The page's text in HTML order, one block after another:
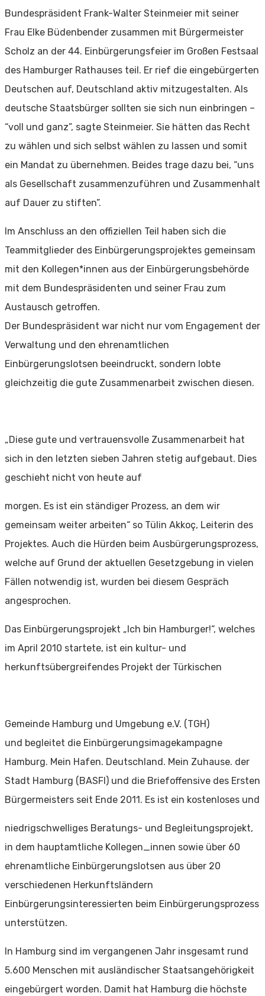
Bundespräsident Frank-Walter Steinmeier mit seiner
Frau Elke Büdenbender zusammen mit Bürgermeister
Scholz an der 44. Einbürgerungsfeier im Großen Festsaal
des Hamburger Rathauses teil. Er rief die eingebürgerten
Deutschen auf, Deutschland aktiv mitzugestalten. Als
deutsche Staatsbürger sollten sie sich nun einbringen –
“voll und ganz”, sagte Steinmeier. Sie hätten das Recht
zu wählen und sich selbst wählen zu lassen und somit
ein Mandat zu übernehmen. Beides trage dazu bei, “uns
als Gesellschaft zusammenzuführen und Zusammenhalt
auf Dauer zu stiften”.
Im Anschluss an den offiziellen Teil haben sich die
Teammitglieder des Einbürgerungsprojektes gemeinsam
mit den Kollegen*innen aus der Einbürgerungsbehörde
mit dem Bundespräsidenten und seiner Frau zum
Austausch getroffen.
Der Bundespräsident war nicht nur vom Engagement der
Verwaltung und den ehrenamtlichen
Einbürgerungslotsen beeindruckt, sondern lobte
gleichzeitig die gute Zusammenarbeit zwischen diesen.
„Diese gute und vertrauensvolle Zusammenarbeit hat
sich in den letzten sieben Jahren stetig aufgebaut. Dies
geschieht nicht von heute auf
morgen. Es ist ein ständiger Prozess, an dem wir
gemeinsam weiter arbeiten“ so Tülin Akkoç, Leiterin des
Projektes. Auch die Hürden beim Ausbürgerungsprozess,
welche auf Grund der aktuellen Gesetzgebung in vielen
Fällen notwendig ist, wurden bei diesem Gespräch
angesprochen.
Das Einbürgerungsprojekt „Ich bin Hamburger!“, welches
im April 2010 startete, ist ein kultur- und
herkunftsübergreifendes Projekt der Türkischen
Gemeinde Hamburg und Umgebung e.V. (TGH)
und begleitet die Einbürgerungsimagekampagne
Hamburg. Mein Hafen. Deutschland. Mein Zuhause. der
Stadt Hamburg (BASFI) und die Briefoffensive des Ersten
Bürgermeisters seit Ende 2011. Es ist ein kostenloses und
niedrigschwelliges Beratungs- und Begleitungsprojekt,
in dem hauptamtliche Kollegen_innen sowie über 60
ehrenamtliche Einbürgerungslotsen aus über 20
verschiedenen Herkunftsländern
Einbürgerungsinteressierten beim Einbürgerungsprozess
unterstützen.
In Hamburg sind im vergangenen Jahr insgesamt rund
5.600 Menschen mit ausländischer Staatsangehörigkeit
eingebürgert worden. Damit hat Hamburg die höchste